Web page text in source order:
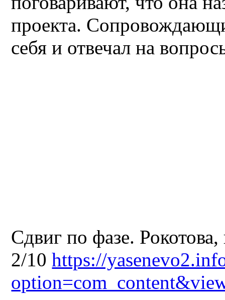
проекта.
себя и отвечал на
Сдвиг по фазе. Рокотова,
2/10https://